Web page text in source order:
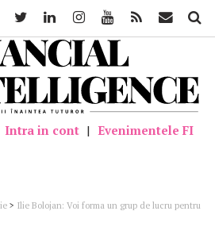
Intra in cont | Evenimentele FI
> Ilie Bolojan: Voi forma un grup de lucru pentru
Twitter LinkedinInstagramYoutube Feed Mail